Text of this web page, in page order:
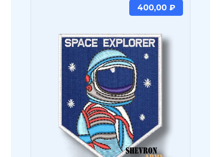
400,00 ₽